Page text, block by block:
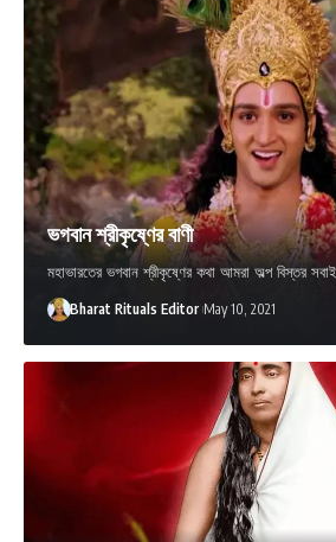
ভগবান শ্রীকৃষ্ণের বাণী
মহাভারতের ভগবান শ্রীকৃষ্ণের কথা আমরা অল্প বিস্তর
Bharat Rituals Editor May 10, 2021